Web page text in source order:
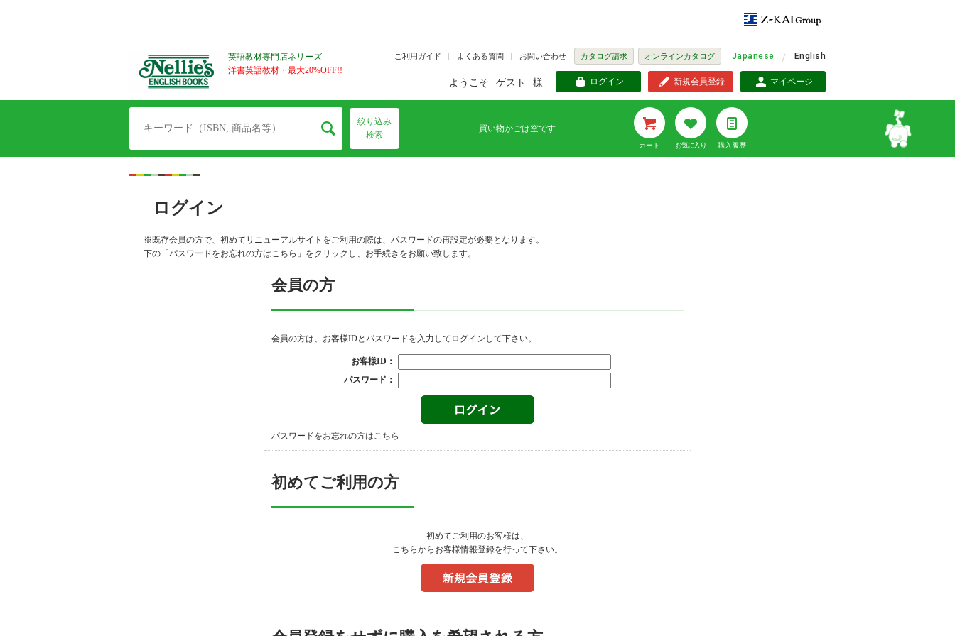
英語教材専門店ネリーズ
洋書英語教材・最大20%OFF!!
ご利用ガイド よくある質問 お問い合わせ カタログ請求 オンラインカタログ Japanese English
ようこそ ゲスト 様 ログイン 新規会員登録 マイページ
絞り込み
検索
買い物かごは空です...
カート お気に入り 購入履歴
ログイン
※既存会員の方で、初めてリニューアルサイトをご利用の際は、パスワードの再設定が必要となります。
下の「パスワードをお忘れの方はこちら」をクリックし、お手続きをお願い致します。
会員の方
会員の方は、お客様IDとパスワードを入力してログインして下さい。
お客様ID：
パスワード：
パスワードをお忘れの方はこちら
初めてご利用の方
初めてご利用のお客様は、
こちらからお客様情報登録を行って下さい。